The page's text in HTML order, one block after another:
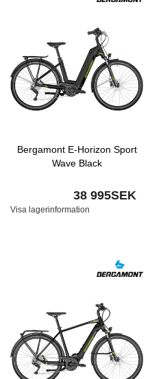
Bergamont E-Horizon Sport
Wave Black
38 995SEK
Visa lagerinformation